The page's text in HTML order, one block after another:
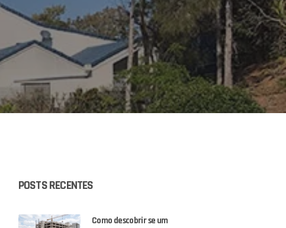
POSTS RECENTES
Como descobrir se um